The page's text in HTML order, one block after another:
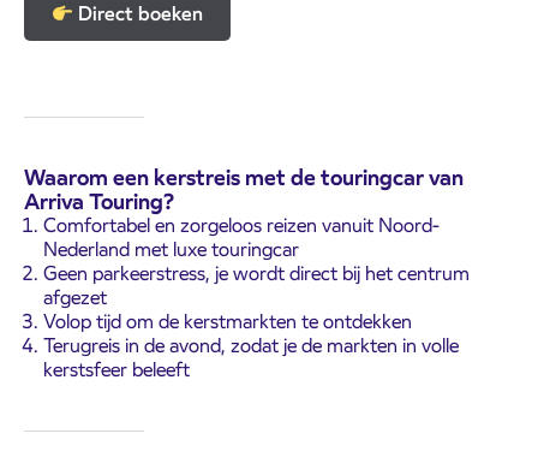
Direct boeken
Waarom een kerstreis met de touringcar van
Arriva Touring?
Comfortabel en zorgeloos reizen vanuit Noord-
Nederland met luxe touringcar
Geen parkeerstress, je wordt direct bij het centrum
afgezet
Volop tijd om de kerstmarkten te ontdekken
Terugreis in de avond, zodat je de markten in volle
kerstsfeer beleeft